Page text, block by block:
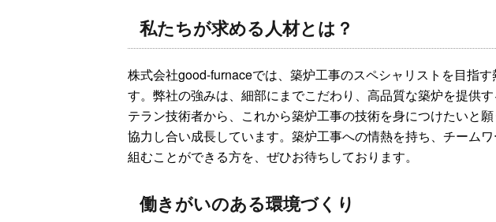
私たちが求める人材とは？
株式会社good-furnaceでは、築炉工事のスペシャリストを目指
す。弊社の強みは、細部にまでこだわり、高品質な築炉を提供
テラン技術者から、これから築炉工事の技術を身につけたいと
協力し合い成長しています。築炉工事への情熱を持ち、チーム
組むことができる方を、ぜひお待ちしております。
働きがいのある環境づくり